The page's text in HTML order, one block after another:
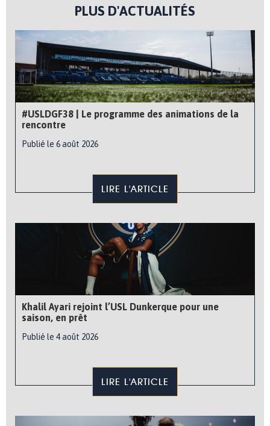
PLUS D'ACTUALITÉS
#USLDGF38 | Le programme des animations de la
rencontre
Publié le 6 août 2026
LIRE L'ARTICLE
Khalil Ayari rejoint l’USL Dunkerque pour une
saison, en prêt
Publié le 4 août 2026
LIRE L'ARTICLE